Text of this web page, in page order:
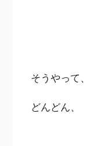
そうやって、
どんどん、